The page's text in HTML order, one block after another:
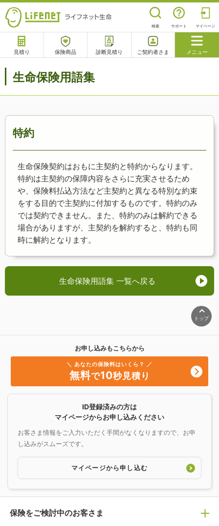
検索 サポート マイページ
見積り 保険商品 診断見積り ご契約者さま メニュー
サポート
生命保険用語集
特約
生命保険契約はおもに主契約と特約からなります。
特約は主契約の保障内容をさらに充実させるため
や、保険料払込方法など主契約と異なる特別な約束
をする目的で主契約に付加するものです。特約のみ
では契約できません。また、特約のみは解約できる
場合がありますが、主契約を解約すると、特約も同
時に解約となります。
生命保険用語集 一覧へ戻る
トップ
お申し込みもこちらから
＼ あなたの保険料はいくら？ ／
無料で10秒見積り
ID登録済みの方は
マイページからお申し込みください
お客さま情報をご入力いただく手間がなくなりますので、お申
し込みがスムーズです。
マイページから申し込む
保険をご検討中のお客さま